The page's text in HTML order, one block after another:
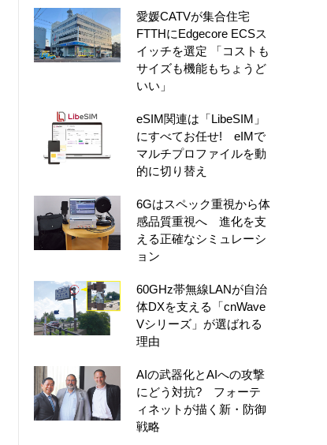
愛媛CATVが集合住宅
FTTHにEdgecore ECSス
イッチを選定 「コストも
サイズも機能もちょうど
いい」
eSIM関連は「LibeSIM」
にすべてお任せ! eIMで
マルチプロファイルを動
的に切り替え
6Gはスペック重視から体
感品質重視へ 進化を支
える正確なシミュレーシ
ョン
60GHz帯無線LANが自治
体DXを支える「cnWave
Vシリーズ」が選ばれる
理由
AIの武器化とAIへの攻撃
にどう対抗? フォーテ
ィネットが描く新・防御
戦略